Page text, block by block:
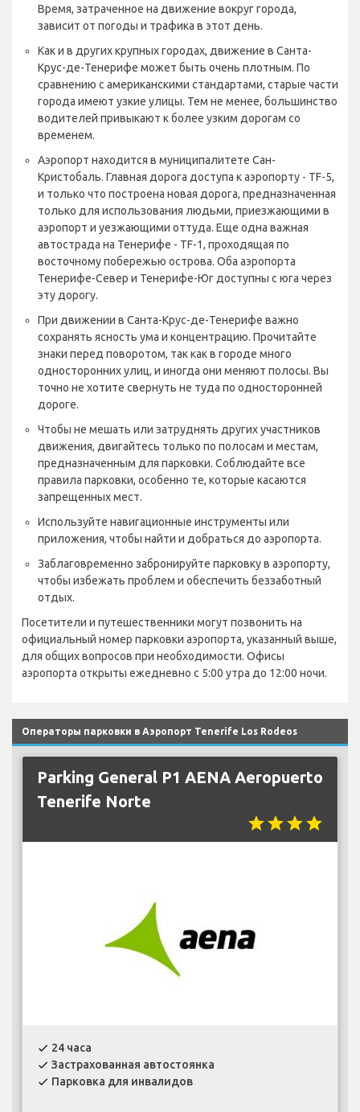
Время, затраченное на движение вокруг города,
зависит от погоды и трафика в этот день.
Как и в других крупных городах, движение в Санта-
Крус-де-Тенерифе может быть очень плотным. По
сравнению с американскими стандартами, старые части
города имеют узкие улицы. Тем не менее, большинство
водителей привыкают к более узким дорогам со
временем.
Аэропорт находится в муниципалитете Сан-
Кристобаль. Главная дорога доступа к аэропорту - TF-5,
и только что построена новая дорога, предназначенная
только для использования людьми, приезжающими в
аэропорт и уезжающими оттуда. Еще одна важная
автострада на Тенерифе - TF-1, проходящая по
восточному побережью острова. Оба аэропорта
Тенерифе-Север и Тенерифе-Юг доступны с юга через
эту дорогу.
При движении в Санта-Крус-де-Тенерифе важно
сохранять ясность ума и концентрацию. Прочитайте
знаки перед поворотом, так как в городе много
односторонних улиц, и иногда они меняют полосы. Вы
точно не хотите свернуть не туда по односторонней
дороге.
Чтобы не мешать или затруднять других участников
движения, двигайтесь только по полосам и местам,
предназначенным для парковки. Соблюдайте все
правила парковки, особенно те, которые касаются
запрещенных мест.
Используйте навигационные инструменты или
приложения, чтобы найти и добраться до аэропорта.
Заблаговременно забронируйте парковку в аэропорту,
чтобы избежать проблем и обеспечить беззаботный
отдых.
Посетители и путешественники могут позвонить на
официальный номер парковки аэропорта, указанный выше,
для общих вопросов при необходимости. Офисы
аэропорта открыты ежедневно с 5:00 утра до 12:00 ночи.
Операторы парковки в Аэропорт Tenerife Los Rodeos
Parking General P1 AENA Aeropuerto
Tenerife Norte
starstarstarstar
check 24 часа
check Застрахованная автостоянка
check Парковка для инвалидов